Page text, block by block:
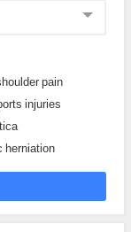
pain
injuries
herniation